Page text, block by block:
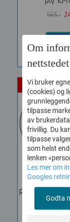
565,-
-50%
Remo PS-
Clear
Om
nettstedet
Vi bruker
(cookies) og
tilpasse
av
frivillig. Du
tilpasse
som helst
lenken
Les mer om
Googles
Godta